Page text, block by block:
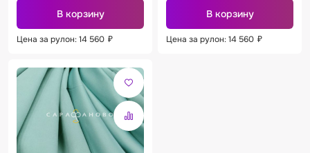
В корзину
Цена за рулон: 14 560 ₽
В корзину
Цена за рулон: 14 560 ₽